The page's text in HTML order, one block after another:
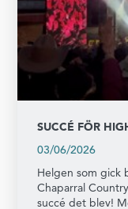
SUCCÉ FÖR
03/06/2026
Helgen som gick
Chaparral
succé det blev!